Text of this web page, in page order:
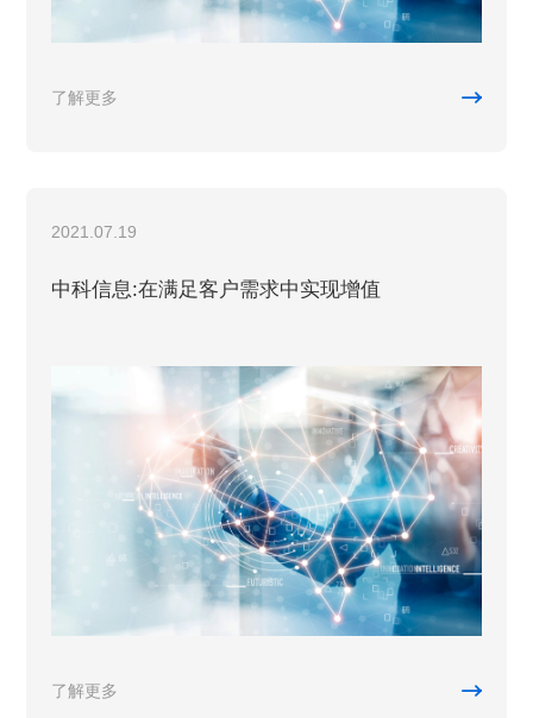
了解更多 
2021.07.19
中科信息:在满足客户需求中实现增值
了解更多 